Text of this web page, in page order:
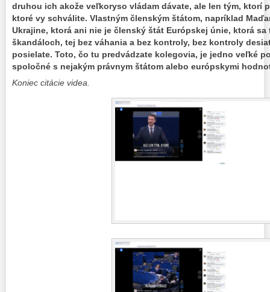
druhou ich akože veľkoryso vládam dávate, ale len tým, ktorí
ktoré vy schválite. Vlastným členským štátom, napríklad
Ukrajine, ktorá ani nie je členský štát Európskej únie, ktorá
škandáloch, tej bez váhania a bez kontroly, bez kontroly
posielate. Toto, čo tu predvádzate kolegovia, je jedno veľké
spoločné s nejakým právnym štátom alebo európskymi
Koniec citácie videa.